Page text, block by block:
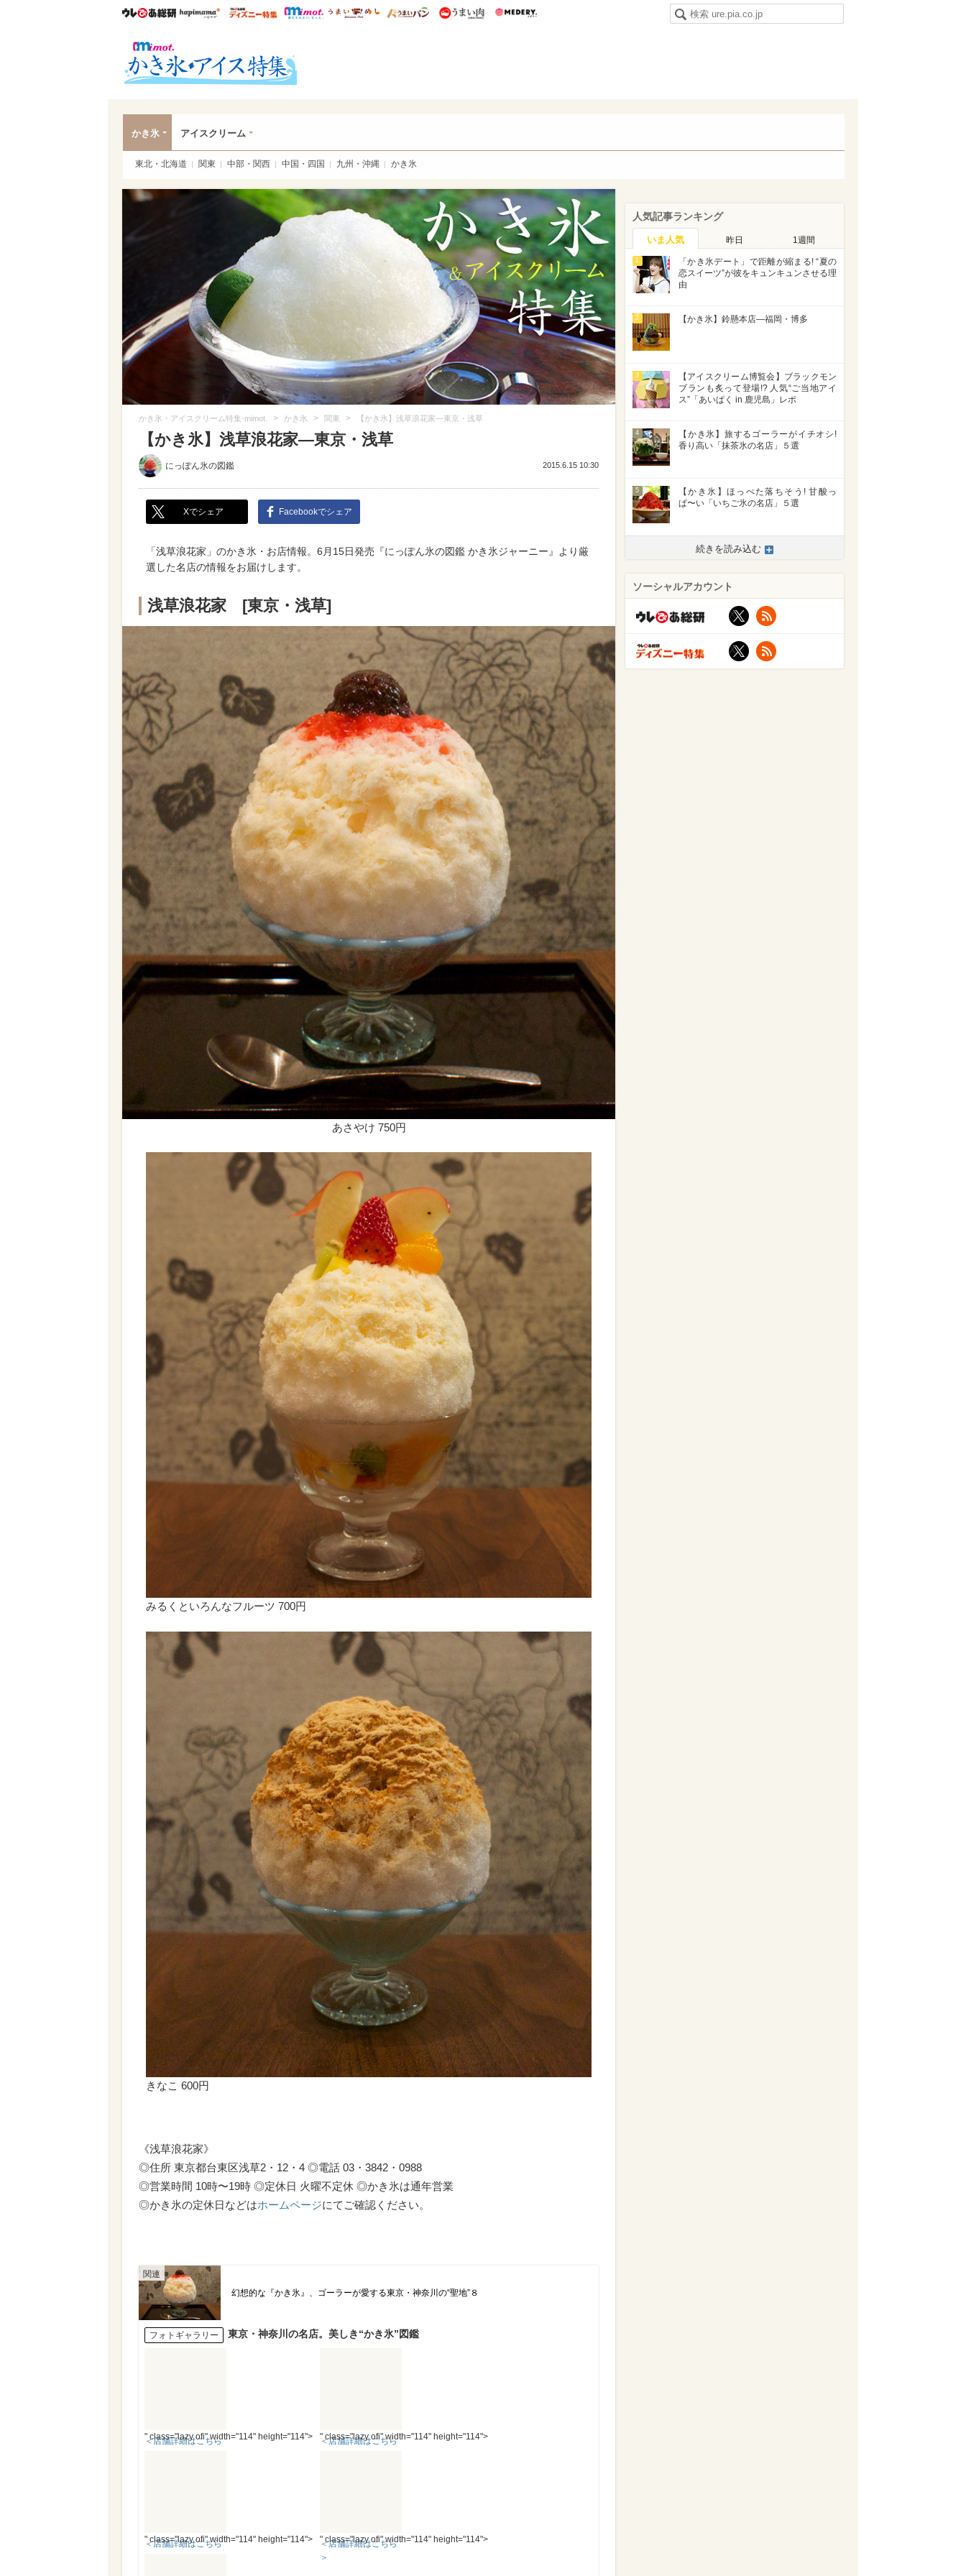
ウレぴあ総研ハピママ* ウレぴあ総研 ディズニー特集
mimot. うまいめし うまいパン うまい肉
かき氷 アイスクリーム
東北・北海道 関東 中部・関西 中国・四国 九州・沖縄 かき氷
かき氷・アイスクリーム特集-mimot. > かき氷 > 関東 > 【かき氷】浅草浪花家—東京・浅草
【かき氷】浅草浪花家—東京・浅草
にっぽん氷の図鑑 2015.6.15 10:30
Xでシェア Facebookでシェア
「浅草浪花家」のかき氷・お店情報。6月15日発売『にっぽん氷の図鑑 かき氷ジャーニー』より厳
選した名店の情報をお届けします。
浅草浪花家 [東京・浅草]
あさやけ 750円
みるくといろんなフルーツ 700円
きなこ 600円
《浅草浪花家》
◎住所 東京都台東区浅草2・12・4 ◎電話 03・3842・0988
◎営業時間 10時〜19時 ◎定休日 火曜不定休 ◎かき氷は通年営業
◎かき氷の定休日などはホームページにてご確認ください。
幻想的な『かき氷』、ゴーラーが愛する東京・神奈川の“聖地”８
フォトギャラリー 東京・神奈川の名店。美しき“かき氷”図鑑
＜店舗詳細はこちら
" class="lazy ofi" width="114" height="114">
＜店舗詳細はこちら
" class="lazy ofi" width="114" height="114">
＜店舗詳細はこちら
" class="lazy ofi" width="114" height="114">
＜店舗詳細はこちら
＞
" class="lazy ofi" width="114" height="114">
人気記事ランキング
いま人気 昨日 1週間
1
「かき氷デート」で距離が縮まる! “夏の
恋スイーツ”が彼をキュンキュンさせる理
由
2 【かき氷】鈴懸本店—福岡・博多
3
【アイスクリーム博覧会】ブラックモン
ブランも炙って登場!? 人気“ご当地アイ
ス”「あいぱく in 鹿児島」レポ
4
【かき氷】旅するゴーラーがイチオシ!
香り高い「抹茶氷の名店」５選
5
【かき氷】ほっぺた落ちそう! 甘酸っ
ぱ〜い「いちご氷の名店」５選
続きを読み込む
ソーシャルアカウント
X
X